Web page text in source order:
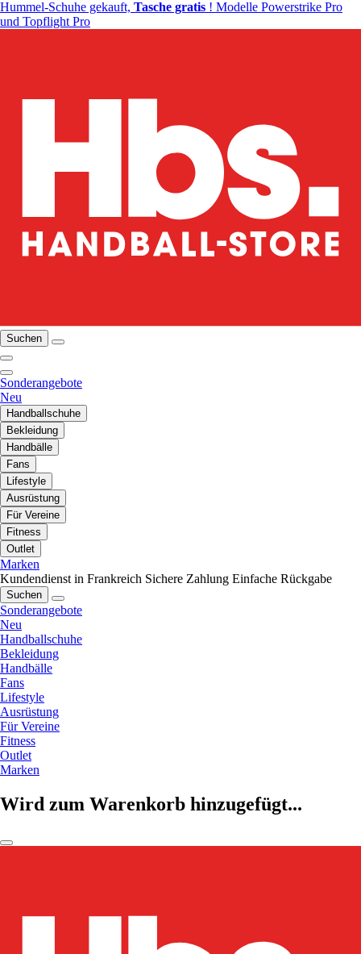
Hummel-Schuhe gekauft, Tasche gratis ! Modelle Powerstrike Pro
und Topflight Pro
Suchen
Sonderangebote
Neu
Handballschuhe
Bekleidung
Handbälle
Fans
Lifestyle
Ausrüstung
Für Vereine
Fitness
Outlet
Marken
Kundendienst in Frankreich Sichere Zahlung Einfache Rückgabe
Suchen
Sonderangebote
Neu
Handballschuhe
Bekleidung
Handbälle
Fans
Lifestyle
Ausrüstung
Für Vereine
Fitness
Outlet
Marken
Wird zum Warenkorb hinzugefügt...